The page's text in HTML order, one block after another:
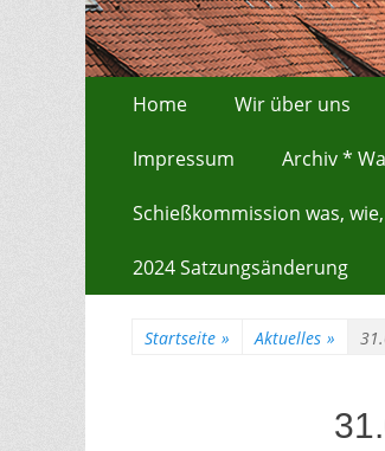
Erstes Menü
Inhalt:
Home Wir über uns
Impressum Archiv *
Schießkommission was,
2024 Satzungsänderung
Startseite » Aktuelles »